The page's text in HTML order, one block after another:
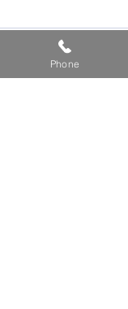
Phone